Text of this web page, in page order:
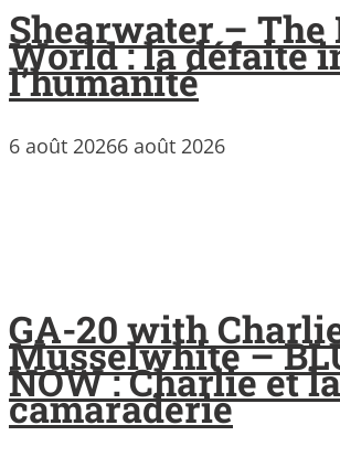
Shearwater – The
World : la défaite
l’humanité
6 août 20266 août 2026
GA-20 with
Musselwhite –
NOW : Charlie et la
camaraderie